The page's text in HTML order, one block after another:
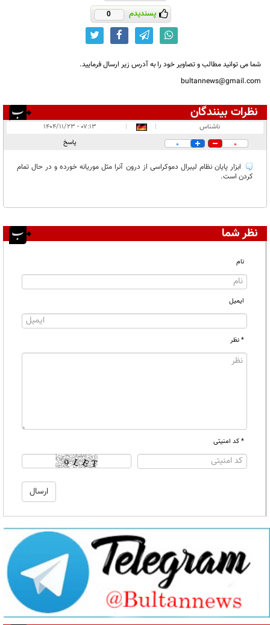
پسندیدم 0
شما می توانید مطالب و تصاویر خود را به آدرس زیر ارسال فرمایید.
bultannews@gmail.com
نظرات بینندگان
در انتظار بررسی:
ناشناس |
|
۰۷:۱۳ - ۱۴۰۴/۱۱/۲۳
0
0 پاسخ
ابزار پایان نظام لیبرال دموکراسی از درون آنرا مثل موریانه خورده و در حال تمام
کردن است.
نظر شما
نام
ایمیل
* نظر
* کد امنیتی